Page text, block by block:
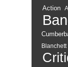
Action
Blanchett